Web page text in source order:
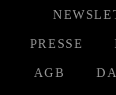
PRESSE
AGB